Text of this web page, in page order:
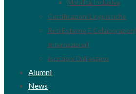
Mobilità Inclusiva
Certificazioni Linguistiche
Reti Esterne E Collaborazioni
Internazionali
Iscrizioni Dall’estero
Alumni
News